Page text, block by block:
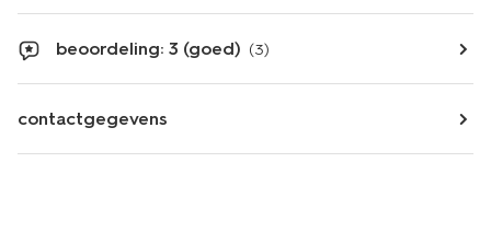
beoordeling: 3 (goed) (3)
contactgegevens